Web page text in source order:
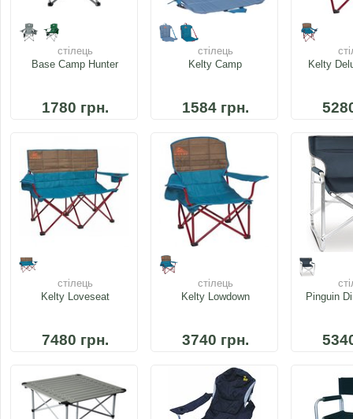
стілець
Base Camp Hunter
1780 грн.
стілець
Kelty Camp
1584 грн.
Kelty
стілець
Kelty Loveseat
7480 грн.
стілець
Kelty Lowdown
3740 грн.
Pinguin